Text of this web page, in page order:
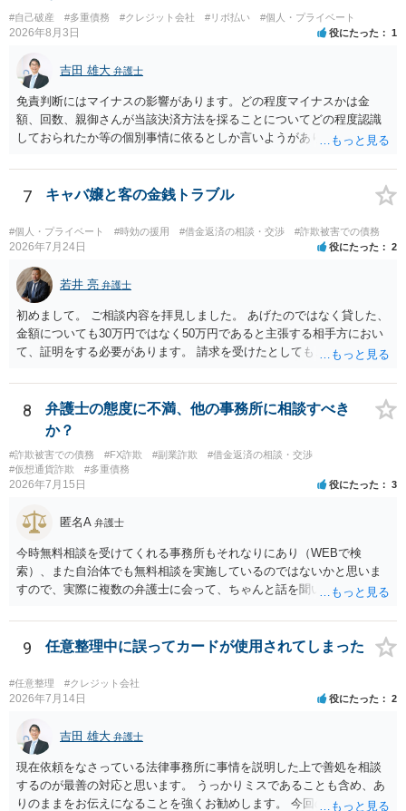
を持参のうえ個別に弁護士に相談されることをお勧めします。
#自己破産 #多重債務 #クレジット会社 #リボ払い #個人・プライベート
2026年8月3日 役にたった 1
吉田 雄大 弁護士
免責判断にはマイナスの影響があります。どの程度マイナスかは金
額、回数、親御さんが当該決済方法を採ることについてどの程度認識
しておられたか等の個別事情に依るとしか言いようがありません。 と
なって相談し、善後策を考えることをお勧めします。
7 キャバ嬢と客の金銭トラブル
#個人・プライベート #時効の援用 #借金返済の相談・交渉 #詐欺被害での債務
2026年7月24日 役にたった 2
若井 亮 弁護士
初めまして。 ご相談内容を拝見しました。 あげたのではなく貸した、
金額についても30万円ではなく50万円であると主張する相手方におい
て、証明をする必要があります。 請求を受けたとしても、もらったも
れることになるでしょう。 請求があるまでは、こちらからアクション
を起こす必要はないかと思います。
8
弁護士の態度に不満、他の事務所に相談すべき
か？
#詐欺被害での債務 #FX詐欺 #副業詐欺
#借金返済の相談・交渉
#仮想通貨詐欺
#多重債務
2026年7月15日 役にたった 3
匿名A 弁護士
今時無料相談を受けてくれる事務所もそれなりにあり（WEBで検
索）、また自治体でも無料相談を実施しているのではないかと思いま
すので、実際に複数の弁護士に会って、ちゃんと話を聞いてくれる
はそもそも事案を把握できていないようですので、御相談の案件につ
いては弁護士として能力不足なのかもしれません。相手にしない方が
良いと思います。ただ、仮想通貨詐欺の被害回復は現実的には難しい
かもしれません。
9 任意整理中に誤ってカードが使用されてしまった
#任意整理 #クレジット会社
2026年7月14日 役にたった 2
吉田 雄大 弁護士
現在依頼をなさっている法律事務所に事情を説明した上で善処を相談
するのが最善の対応と思います。 うっかりミスであることも含め、あ
りのままをお伝えになることを強くお勧めします。 今回のできごとだ